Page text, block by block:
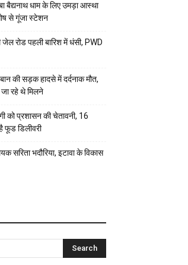
बैद्यनाथ धाम के लिए उमड़ा आस्था
से गूंजा स्टेशन
रोड पहली बारिश में धंसी, PWD
की सड़क हादसे में दर्दनाक मौत,
रहे थे मिलने
को प्रशासन की चेतावनी, 16
फूड डिलीवरी
सरिता भदौरिया, इटावा के विकास